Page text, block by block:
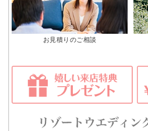
お見積りのご相談